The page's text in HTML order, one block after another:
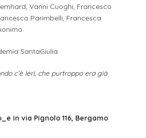
Vanni Cuoghi, Francesco
Parimbelli, Francesca
SantaGiulia.
c’è Ieri, che purtroppo era già
in via Pignolo 116, Bergamo